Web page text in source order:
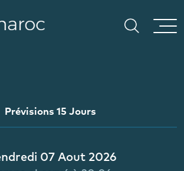
Prévisions 15 Jours
07 Aout 2026